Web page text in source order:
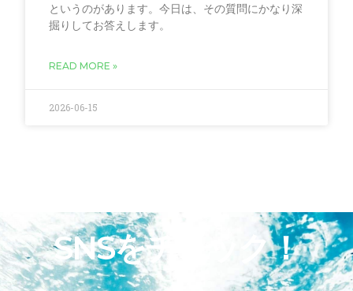
というのがあります。今日は、その質問にかなり深
掘りしてお答えします。
READ MORE »
2026-06-15
SNSをチェック！